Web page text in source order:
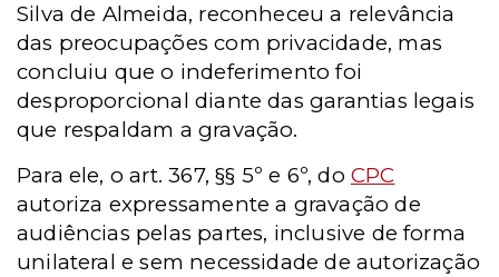
Silva de Almeida, reconheceu a relevância
das preocupações com privacidade, mas
concluiu que o indeferimento foi
desproporcional diante das garantias legais
que respaldam a gravação.
Para ele, o art. 367, §§ 5º e 6º, do CPC
autoriza expressamente a gravação de
audiências pelas partes, inclusive de forma
unilateral e sem necessidade de autorização